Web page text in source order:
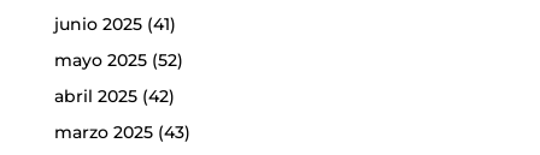
junio 2025(41)
mayo 2025(52)
abril 2025(42)
marzo 2025(43)